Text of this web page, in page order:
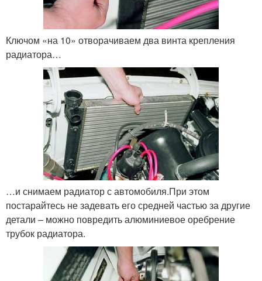
Ключом «на 10» отворачиваем два винта крепления
радиатора…
…и снимаем радиатор с автомобиля.При этом
постарайтесь не задевать его средней частью за другие
детали – можно повредить алюминиевое оребрение
трубок радиатора.